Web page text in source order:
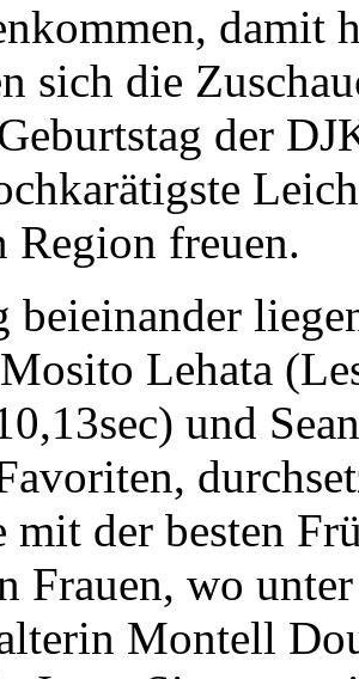
damit
sich die
der
Region freuen.
beieinander
Lehata
und
mit der besten
Frauen, wo
Montell